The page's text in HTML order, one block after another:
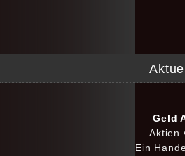
Aktuell
Geld
Aktien
Ein